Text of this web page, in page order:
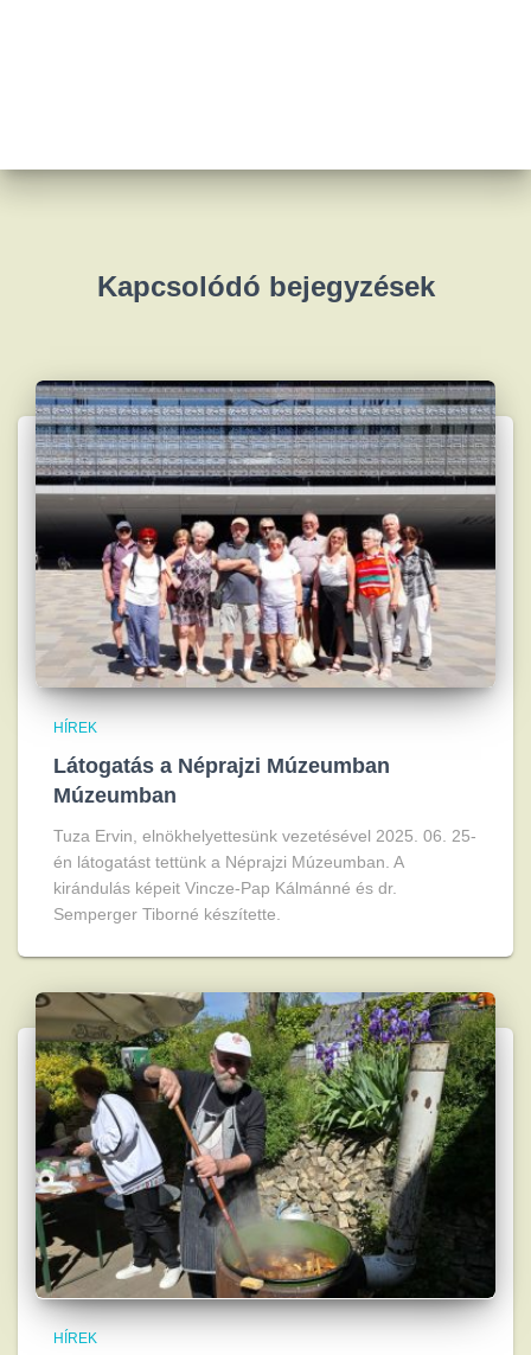
Kapcsolódó bejegyzések
HÍREK
Látogatás a Néprajzi Múzeumban
Múzeumban
Tuza Ervin, elnökhelyettesünk vezetésével 2025. 06. 25-
én látogatást tettünk a Néprajzi Múzeumban. A
kirándulás képeit Vincze-Pap Kálmánné és dr.
Semperger Tiborné készítette.
HÍREK